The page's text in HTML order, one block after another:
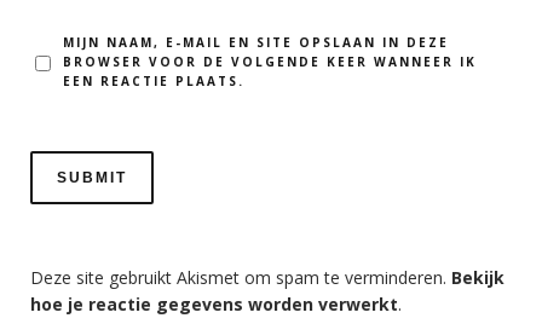
MIJN NAAM, E-MAIL EN SITE OPSLAAN IN DEZE
BROWSER VOOR DE VOLGENDE KEER WANNEER IK
EEN REACTIE PLAATS.
Deze site gebruikt Akismet om spam te verminderen. Bekijk
hoe je reactie gegevens worden verwerkt.